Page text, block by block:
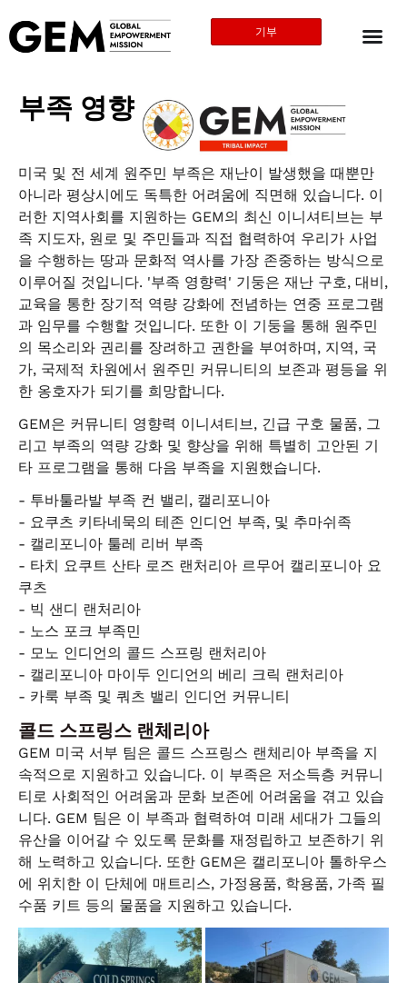
기부
부족 영향
미국 및 전 세계 원주민 부족은 재난이 발생했을 때뿐만
아니라 평상시에도 독특한 어려움에 직면해 있습니다. 이
러한 지역사회를 지원하는 GEM의 최신 이니셔티브는 부
족 지도자, 원로 및 주민들과 직접 협력하여 우리가 사업
을 수행하는 땅과 문화적 역사를 가장 존중하는 방식으로
이루어질 것입니다. '부족 영향력' 기둥은 재난 구호, 대비,
교육을 통한 장기적 역량 강화에 전념하는 연중 프로그램
과 임무를 수행할 것입니다. 또한 이 기둥을 통해 원주민
의 목소리와 권리를 장려하고 권한을 부여하며, 지역, 국
가, 국제적 차원에서 원주민 커뮤니티의 보존과 평등을 위
한 옹호자가 되기를 희망합니다.
GEM은 커뮤니티 영향력 이니셔티브, 긴급 구호 물품, 그
리고 부족의 역량 강화 및 향상을 위해 특별히 고안된 기
타 프로그램을 통해 다음 부족을 지원했습니다.
- 투바툴라발 부족 컨 밸리, 캘리포니아
- 요쿠츠 키타네묵의 테존 인디언 부족, 및 추마쉬족
- 캘리포니아 툴레 리버 부족
- 타치 요쿠트 산타 로즈 랜처리아 르무어 캘리포니아 요
쿠츠
- 빅 샌디 랜처리아
- 노스 포크 부족민
- 모노 인디언의 콜드 스프링 랜처리아
- 캘리포니아 마이두 인디언의 베리 크릭 랜처리아
- 카룩 부족 및 쿼츠 밸리 인디언 커뮤니티
콜드 스프링스 랜체리아
GEM 미국 서부 팀은 콜드 스프링스 랜체리아 부족을 지
속적으로 지원하고 있습니다. 이 부족은 저소득층 커뮤니
티로 사회적인 어려움과 문화 보존에 어려움을 겪고 있습
니다. GEM 팀은 이 부족과 협력하여 미래 세대가 그들의
유산을 이어갈 수 있도록 문화를 재정립하고 보존하기 위
해 노력하고 있습니다. 또한 GEM은 캘리포니아 톨하우스
에 위치한 이 단체에 매트리스, 가정용품, 학용품, 가족 필
수품 키트 등의 물품을 지원하고 있습니다.